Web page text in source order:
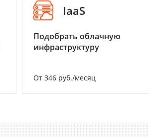
IaaS
Подобрать облачную
инфраструктуру
От 346 руб./месяц